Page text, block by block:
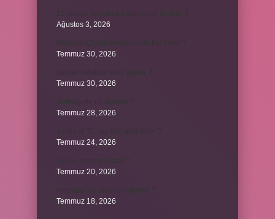
Ağustos 3, 2026
Temmuz 30, 2026
Temmuz 30, 2026
Temmuz 28, 2026
Temmuz 24, 2026
Temmuz 20, 2026
Temmuz 18, 2026